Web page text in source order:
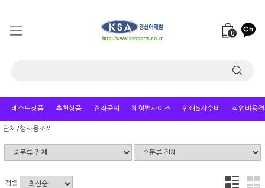
0
베스트상품 추천상품 견적문의 체형별사이즈 인쇄&자수비 작업비용
단체/행사용조끼
정렬